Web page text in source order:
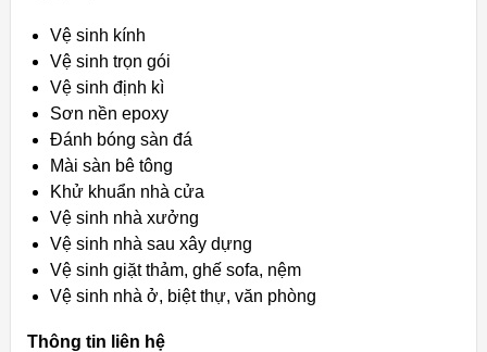
Vệ sinh kính
Vệ sinh trọn gói
Vệ sinh định kì
Sơn nền epoxy
Đánh bóng sàn đá
Mài sàn bê tông
Khử khuẩn nhà cửa
Vệ sinh nhà xưởng
Vệ sinh nhà sau xây dựng
Vệ sinh giặt thảm, ghế sofa, nệm
Vệ sinh nhà ở, biệt thự, văn phòng
Thông tin liên hệ